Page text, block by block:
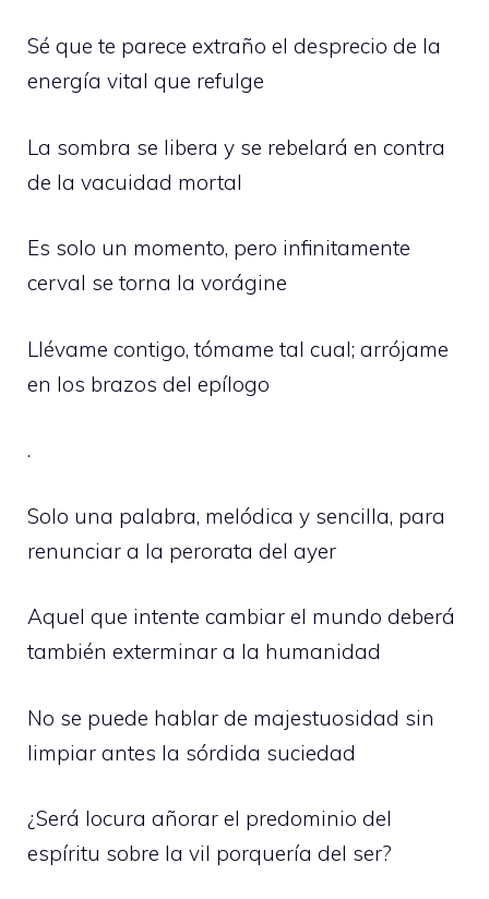
Sé que te parece extraño el desprecio de la
energía vital que refulge
La sombra se libera y se rebelará en contra
de la vacuidad mortal
Es solo un momento, pero infinitamente
cerval se torna la vorágine
Llévame contigo, tómame tal cual; arrójame
en los brazos del epílogo
.
Solo una palabra, melódica y sencilla, para
renunciar a la perorata del ayer
Aquel que intente cambiar el mundo deberá
también exterminar a la humanidad
No se puede hablar de majestuosidad sin
limpiar antes la sórdida suciedad
¿Será locura añorar el predominio del
espíritu sobre la vil porquería del ser?